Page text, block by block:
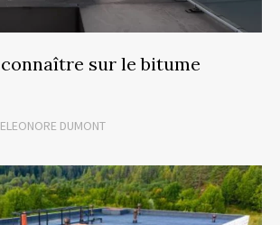
connaître sur le bitume
ELEONORE DUMONT